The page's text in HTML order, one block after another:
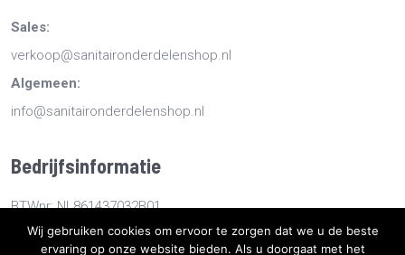
Sales:
verkoop@sanitaironderdelenshop.nl
Algemeen:
info@sanitaironderdelenshop.nl
Bedrijfsinformatie
BTWnr: NL861437032B01
KvKnr: 78527112
Wij gebruiken cookies om ervoor te zorgen dat we u de beste
ervaring op onze website bieden. Als u doorgaat met het